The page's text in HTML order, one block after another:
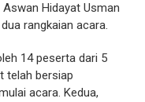
Hidayat Usman
rangkaian acara.
14 peserta dari 5
telah bersiap
acara. Kedua,